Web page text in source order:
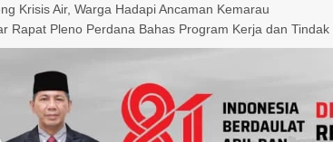
Krisis Air, Warga Hadapi Ancaman Kemarau
Rapat Pleno Perdana Bahas Program Kerja dan